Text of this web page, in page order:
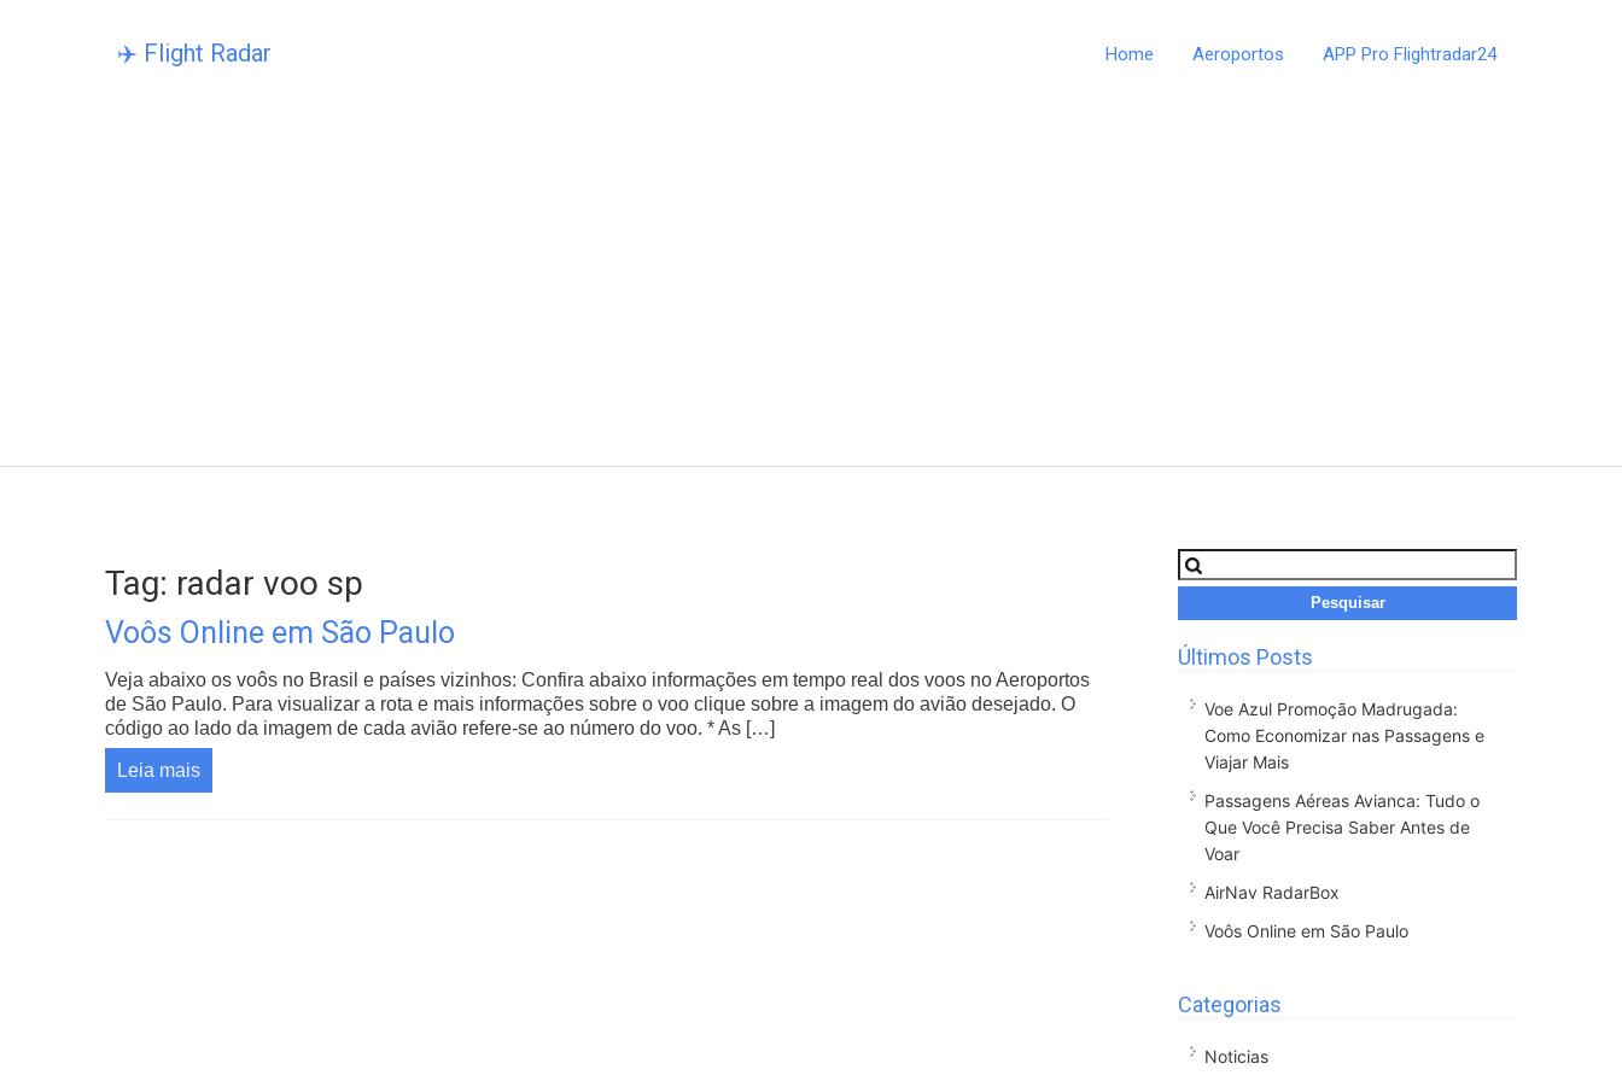
‍✈️ Flight Radar Home Aeroportos APP Pro Flightradar24
Tag: radar voo sp
Voôs Online em São Paulo
Veja abaixo os voôs no Brasil e países vizinhos: Confira abaixo informações em tempo real dos voos no Aeroportos
de São Paulo. Para visualizar a rota e mais informações sobre o voo clique sobre a imagem do avião desejado. O
código ao lado da imagem de cada avião refere-se ao número do voo. * As […]
Leia mais
Pesquisar
por:
Últimos Posts
Voe Azul Promoção Madrugada:
Como Economizar nas Passagens e
Viajar Mais
Passagens Aéreas Avianca: Tudo o
Que Você Precisa Saber Antes de
Voar
AirNav RadarBox
Voôs Online em São Paulo
Categorias
Noticias